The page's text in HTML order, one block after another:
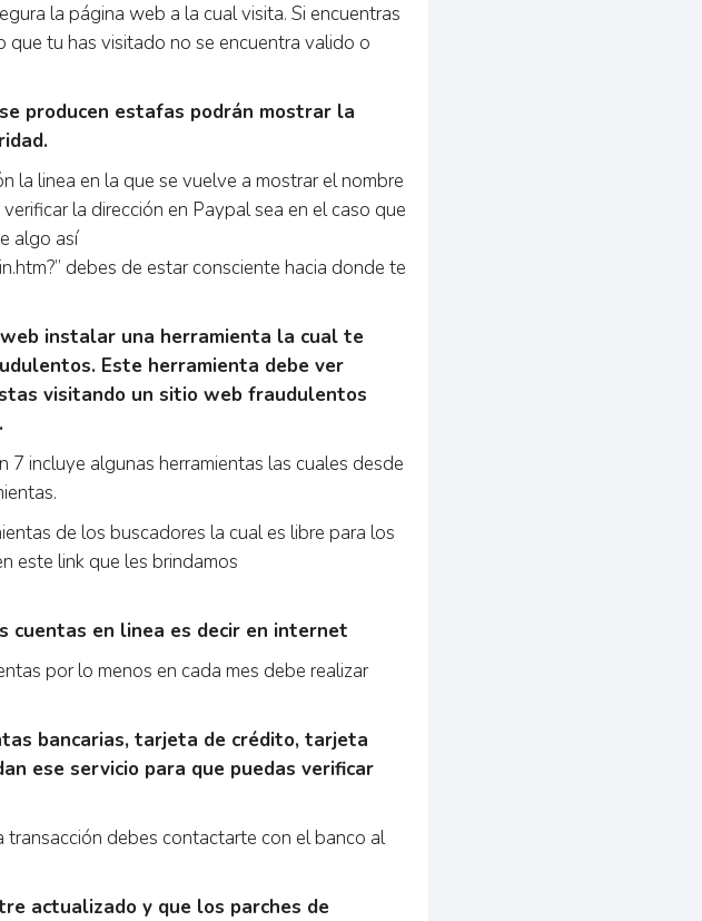
la página web a la cual visita. Si encuentras
que tu has visitado no se encuentra valido o
producen estafas podrán mostrar la
la linea en la que se vuelve a mostrar el nombre
la dirección en Paypal sea en el caso que
algo así
debes de estar consciente hacia donde te
instalar una herramienta la cual te
Este herramienta debe ver
visitando un sitio web fraudulentos
incluye algunas herramientas las cuales desde
de los buscadores la cual es libre para los
este link que les brindamos
cuentas en linea es decir en internet
por lo menos en cada mes debe realizar
bancarias, tarjeta de crédito, tarjeta
ese servicio para que puedas verificar
debes contactarte con el banco al
actualizado y que los parches de